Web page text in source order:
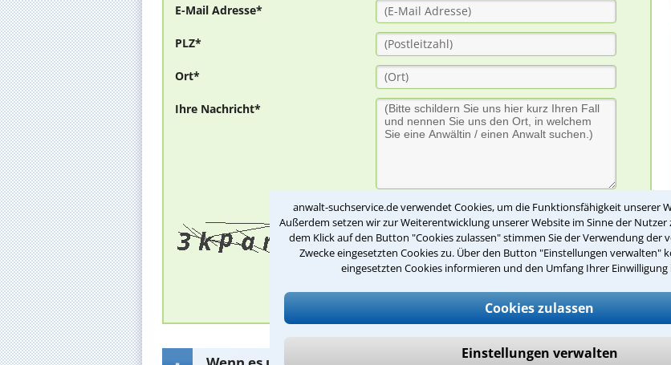
anwalt-suchservice.de verwendet Cookies, um die Funktionsfähigkeit unserer
Außerdem setzen wir zur Weiterentwicklung unserer Website im Sinne der Nutzer
dem Klick auf den Button "Cookies zulassen" stimmen Sie der Verwendung der
Zwecke eingesetzten Cookies zu. Über den Button "Einstellungen verwalten"
eingesetzten Cookies informieren und den Umfang Ihrer
Cookies zulassen
Einstellungen verwalten
E-Mail Adresse*
PLZ*
Ort*
Ihre Nachricht*
Bitte Sicherheitscode eingeben.